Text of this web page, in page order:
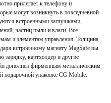
прилегает к телефону и
могут возникнуть в повседневной
встроенными заглушками,
частиц пыли и влаги. Все
и элементам управления. Толщина
встроенному магниту MagSafe вы
зарядку, картхолдер и другие
дополнен фирменным металлическим
подарочной упаковке CG Mobile.